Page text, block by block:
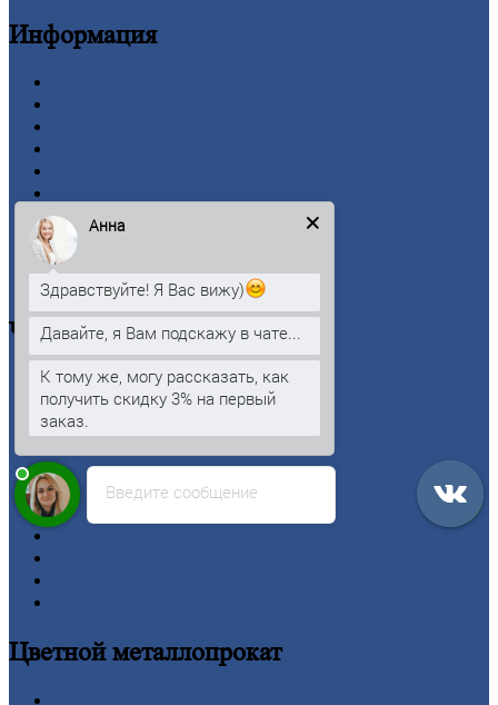
Информация
Новости
Личный
Оформление
Оплата
Черныйметаллопрокат
Арматура
Двутавроваябалка (двутавр)
Квадрат
Лист
Проволока
Рельсы
Цветнойметаллопрокат
Введите сообщение
Анна
Здравствуйте! Я Вас вижу)
Давайте, я Вам подскажу в чате...
К тому же, могу рассказать, как
получить скидку 3% на первый
заказ.